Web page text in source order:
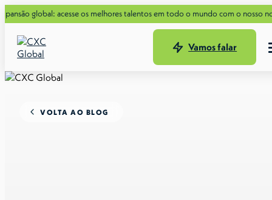
acesse os melhores talentos em todo o mundo com o nosso novo Guia
Vamos falar
VOLTA AO BLOG